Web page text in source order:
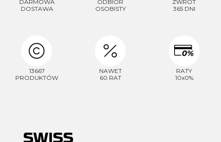
DARMOWA
DOSTAWA
ODBIÓR
OSOBISTY
ZWROT
365 DNI
13667
PRODUKTÓW
NAWET
60 RAT
RATY
10x0%